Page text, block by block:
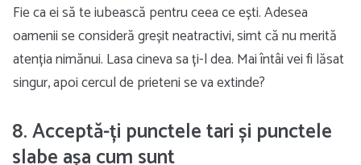
Fie ca ei să te iubească pentru ceea ce ești. Adesea
oamenii se consideră greșit neatractivi, simt că nu merită
atenția nimănui. Lasa cineva sa ți-l dea. Mai întâi vei fi lăsat
singur, apoi cercul de prieteni se va extinde?
8. Acceptă-ți punctele tari și punctele
slabe așa cum sunt